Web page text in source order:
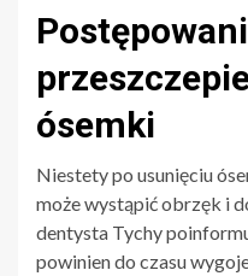
ósemki
Niestety po usunięciu
może wystąpić obrzęk i
dentysta Tychy
powinien do czasu